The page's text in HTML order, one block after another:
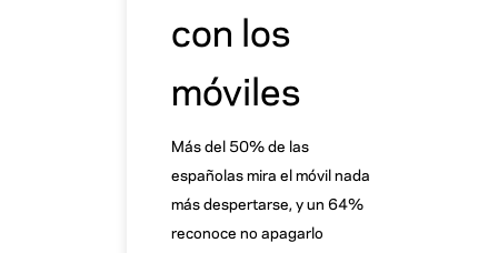
con los
móviles
Más del 50% de las
españolas mira el móvil nada
más despertarse, y un 64%
reconoce no apagarlo